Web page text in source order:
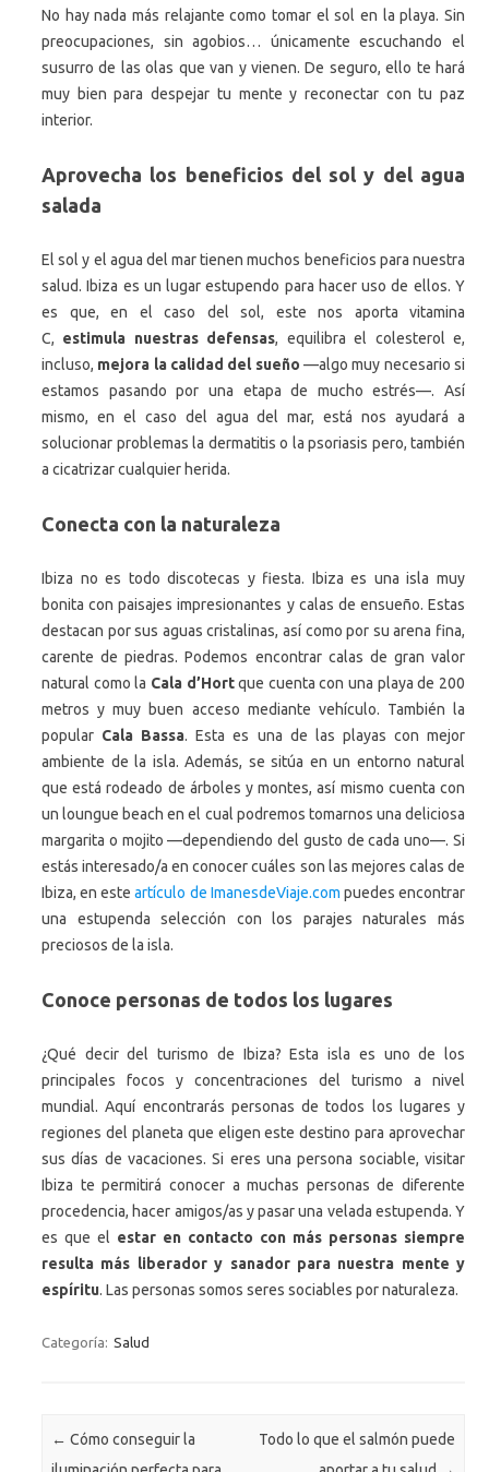
No hay nada más relajante como tomar el sol en la playa. Sin
preocupaciones, sin agobios… únicamente escuchando el
susurro de las olas que van y vienen. De seguro, ello te hará
muy bien para despejar tu mente y reconectar con tu paz
interior.
Aprovecha los beneficios del sol y del agua
salada
El sol y el agua del mar tienen muchos beneficios para nuestra
salud. Ibiza es un lugar estupendo para hacer uso de ellos. Y
es que, en el caso del sol, este nos aporta vitamina
C, estimula nuestras defensas, equilibra el colesterol e,
incluso, mejora la calidad del sueño —algo muy necesario si
estamos pasando por una etapa de mucho estrés—. Así
mismo, en el caso del agua del mar, está nos ayudará a
solucionar problemas la dermatitis o la psoriasis pero, también
a cicatrizar cualquier herida.
Conecta con la naturaleza
Ibiza no es todo discotecas y fiesta. Ibiza es una isla muy
bonita con paisajes impresionantes y calas de ensueño. Estas
destacan por sus aguas cristalinas, así como por su arena fina,
carente de piedras. Podemos encontrar calas de gran valor
natural como la Cala d’Hortque cuenta con una playa de 200
metros y muy buen acceso mediante vehículo. También la
popular Cala Bassa. Esta es una de las playas con mejor
ambiente de la isla. Además, se sitúa en un entorno natural
que está rodeado de árboles y montes, así mismo cuenta con
un loungue beach en el cual podremos tomarnos una deliciosa
margarita o mojito —dependiendo del gusto de cada uno—. Si
estás interesado/a en conocer cuáles son las mejores calas de
Ibiza, en esteartículo de ImanesdeViaje.com puedes encontrar
una estupenda selección con los parajes naturales más
preciosos de la isla.
Conoce personas de todos los lugares
¿Qué decir del turismo de Ibiza? Esta isla es uno de los
principales focos y concentraciones del turismo a nivel
mundial. Aquí encontrarás personas de todos los lugares y
regiones del planeta que eligen este destino para aprovechar
sus días de vacaciones. Si eres una persona sociable, visitar
Ibiza te permitirá conocer a muchas personas de diferente
procedencia, hacer amigos/as y pasar una velada estupenda. Y
es que el estar en contacto con más personas siempre
resulta más liberador y sanador para nuestra mente y
espíritu. Las personas somos seres sociables por naturaleza.
Categoría: Salud
Navegación de entradas
← Cómo conseguir la
Todo lo que el salmón puede